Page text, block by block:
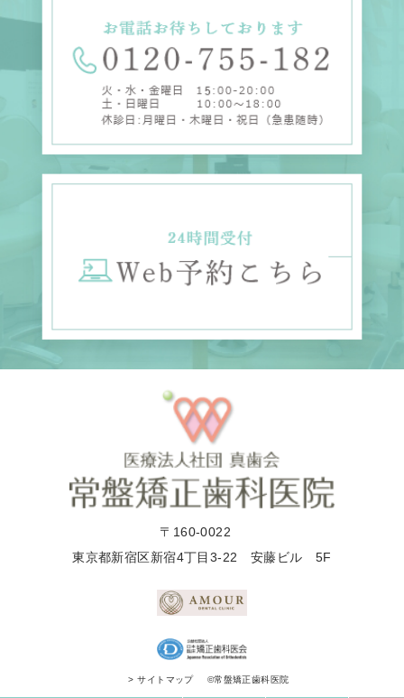
〒160-0022
東京都新宿区新宿4丁目3-22 安藤ビル 5F
> サイトマップ ©常盤矯正歯科医院